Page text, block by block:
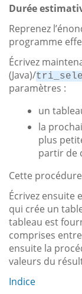
Durée
Reprenez
programme
Écrivez
(Java)/
paramètres :
un
la
plus
partir de
Cette
Écrivez ensuite
qui crée un
tableau est
comprises
ensuite la
valeurs du
Indice